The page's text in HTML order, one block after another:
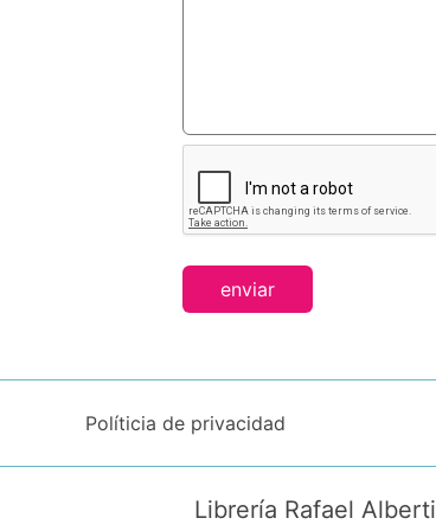
enviar
Políticia de privacidad
Librería Rafael Alberti